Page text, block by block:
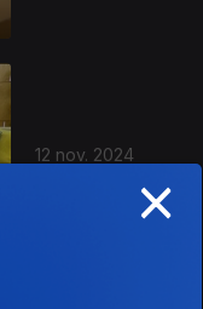
12 nov. 2024
×